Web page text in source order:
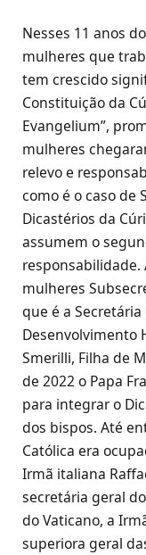
Nesses 11 anos
mulheres que
tem crescido
Constituição da
Evangelium”,
mulheres
relevo e
como é o caso de
Dicastérios da
assumem o
responsabilidade.
mulheres
que é a
Desenvolvimento
Smerilli, Filha de
de 2022 o Papa
para integrar o
dos bispos. Até
Católica era
Irmã italiana
secretária geral
do Vaticano, a
superiora geral